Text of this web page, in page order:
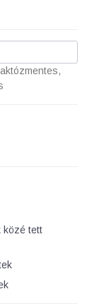
közé tett